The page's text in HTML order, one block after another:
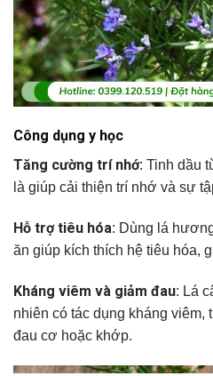
Công dụng y học
Tăng cường trí nhớ: Tinh dầu
là giúp cải thiện trí nhớ và sự
Hỗ trợ tiêu hóa: Dùng lá
ăn giúp kích thích hệ tiêu hóa,
Kháng viêm và giảm đau: Lá
nhiên có tác dụng kháng
đau cơ hoặc khớp.